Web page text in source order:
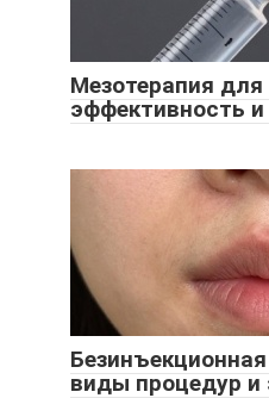
Мезотерапия для
эффективность
виды процедур и